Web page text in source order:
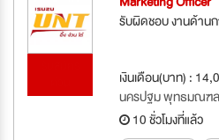
รับผิดชอบ งานด้าน
เงินเดือน(บาท) :
นครปฐม พุทธมณฑล
10 ชั่วโมงที่แล้ว